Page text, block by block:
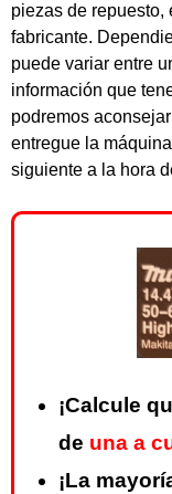
piezas de repuesto,
fabricante.
puede variar entre
información que
podremos
entregue la
siguiente a la hora
¡Calcule
de una a
¡La